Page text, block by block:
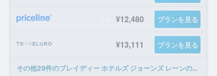
¥12,480 プランを見る
¥13,111 プランを見る
​その他29​件のブレイディー ホテルズ ジョーンズ レーンのオファー